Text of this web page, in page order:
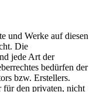
und Werke auf diesen
Die
jede Art der
bedürfen der
bzw. Erstellers.
für den privaten, nicht